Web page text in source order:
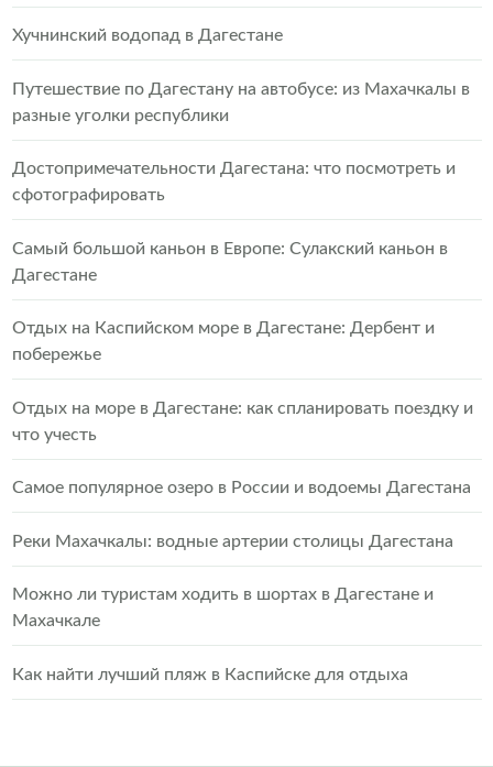
Хучнинский водопад в Дагестане
Путешествие по Дагестану на автобусе: из Махачкалы в
разные уголки республики
Достопримечательности Дагестана: что посмотреть и
сфотографировать
Самый большой каньон в Европе: Сулакский каньон в
Дагестане
Отдых на Каспийском море в Дагестане: Дербент и
побережье
Отдых на море в Дагестане: как спланировать поездку и
что учесть
Самое популярное озеро в России и водоемы Дагестана
Реки Махачкалы: водные артерии столицы Дагестана
Можно ли туристам ходить в шортах в Дагестане и
Махачкале
Как найти лучший пляж в Каспийске для отдыха